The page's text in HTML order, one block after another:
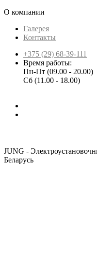
О компании
Галерея
Контакты
+375 (29) 68-39-111
Время работы:
Пн-Пт (09.00 - 20.00)
Сб (11.00 - 18.00)
JUNG -
Беларусь